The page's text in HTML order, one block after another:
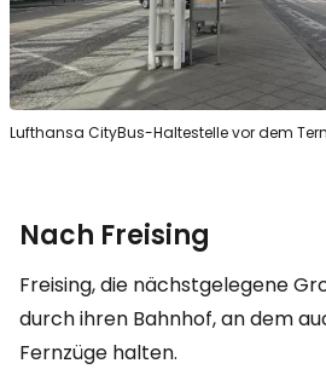
Lufthansa CityBus-Haltestelle vor dem
Nach Freising
Freising, die nächstgelegene
durch ihren Bahnhof, an dem
Fernzüge halten.